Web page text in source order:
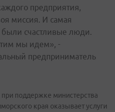
предприятия,
миссия. И самая
счастливые люди.
мы идем», -
предприниматель
поддержке министерства
края оказывает услуги